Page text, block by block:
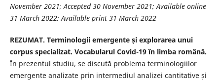
November 2021; Accepted30 November 2021;Available online
31 March 2022; Available print31 March 2022
REZUMAT. Terminologii emergente și explorarea unui
corpus specializat. Vocabularul Covid-19 în limba română.
În prezentul studiu, se discută problema terminologiilor
emergente analizate prin intermediul analizei cantitative și